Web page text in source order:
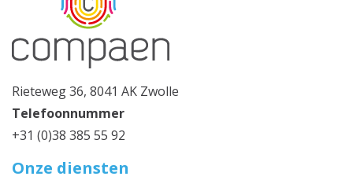
Rieteweg 36, 8041 AK Zwolle
Telefoonnummer
+31 (0)38 385 55 92
Onze diensten